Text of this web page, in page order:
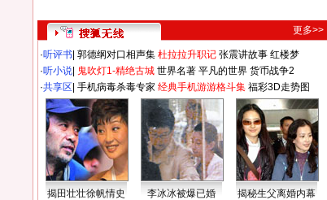
更多>>
·听评书 郭德纲对口相声集 杜拉拉升职记 张震讲故事 红楼梦
·听小说 鬼吹灯1-精绝古城 世界名著 平凡的世界 货币战争2
·共享区 手机病毒杀毒专家 经典手机游游格斗集 福彩3D走势图
揭田壮壮徐帆情史 李冰冰被爆已婚
揭秘生父离婚内幕